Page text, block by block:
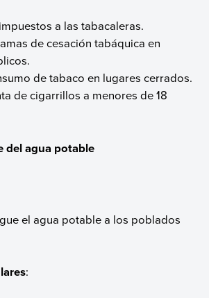
a las tabacaleras.
de cesación tabáquica en
de tabaco en lugares cerrados.
de cigarrillos a menores de 18
del agua potable
el agua potable a los poblados
: